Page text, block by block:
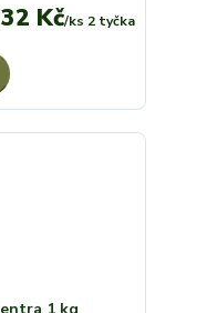
32 Kč/ks 2 tyčka